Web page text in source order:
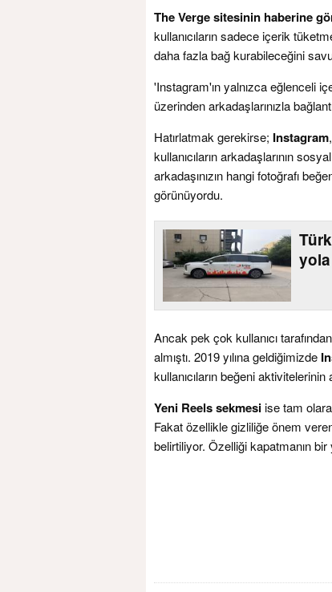
The Verge sitesinin haberine
kullanıcıların sadece içerik
daha fazla bağ kurabileceğini
'Instagram'ın yalnızca eğlenceli
üzerinden arkadaşlarınızla
Hatırlatmak gerekirse; Instagram
kullanıcıların arkadaşlarının
arkadaşınızın hangi fotoğrafı
görünüyordu.
yola
Ancak pek çok kullanıcı
almıştı. 2019 yılına geldiğimizde
kullanıcıların beğeni
Yeni Reels sekmesiise tam
Fakat özellikle gizliliğe önem
belirtiliyor. Özelliği kapatmanın